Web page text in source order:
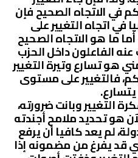
في الاتجاه الصحيح فإن
في اتجاه التغيير على
ما هو الاتجاه الصحيح
الفاعلون داخل الحزب
هو تسارع وتيرة التغيير
فالتغيير على مستوى
التغيير وبانت ضرورته،
هو تحديد ملامح أجندته
لم يعد كافيا أن يرفع
قد يفرغ من مضمونه إذا